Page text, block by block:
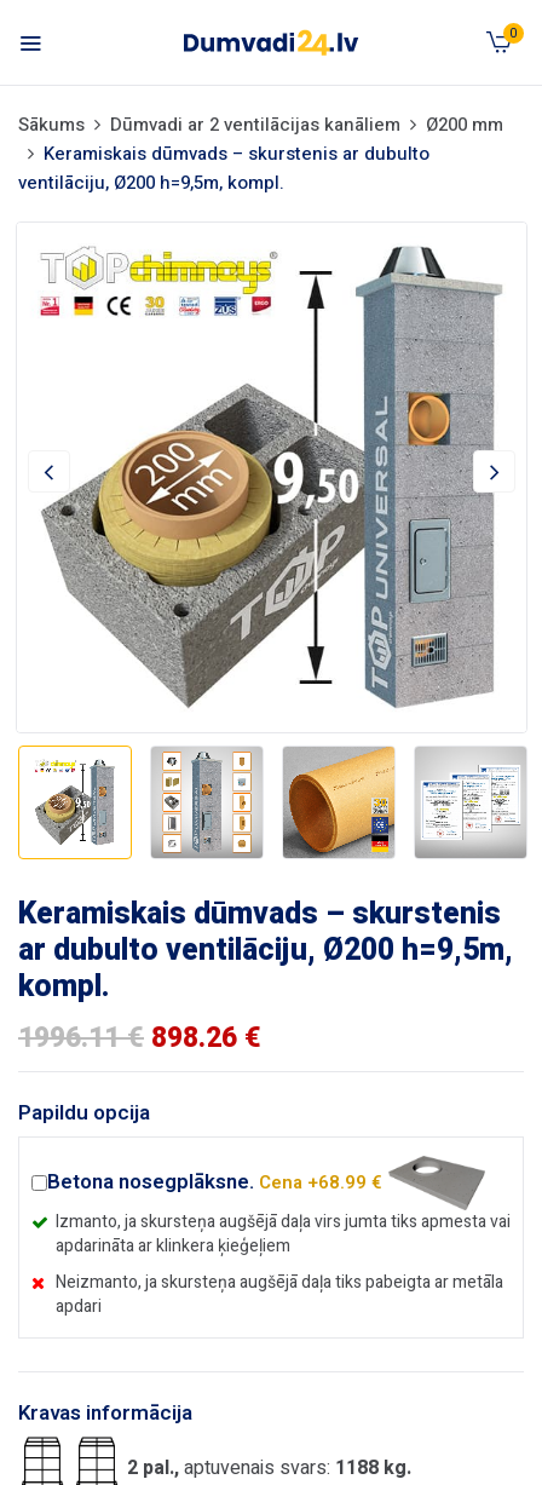
0
Sākums Dūmvadi ar 2 ventilācijas kanāliem
Ø200 mm
Keramiskais dūmvads – skurstenis ar dubulto
ventilāciju, Ø200 h=9,5m, kompl.
Keramiskais dūmvads – skurstenis
ar dubulto ventilāciju, Ø200 h=9,5m,
kompl.
1996.11€ 898.26 €
Papildu opcija
Betona nosegplāksne. Cena +68.99 €
Izmanto, ja skursteņa augšējā daļa virs jumta tiks apmesta vai
apdarināta ar klinkera ķieģeļiem
Neizmanto, ja skursteņa augšējā daļa tiks pabeigta ar metāla
apdari
Kravas informācija
2 pal.,aptuvenais svars: 1188 kg.